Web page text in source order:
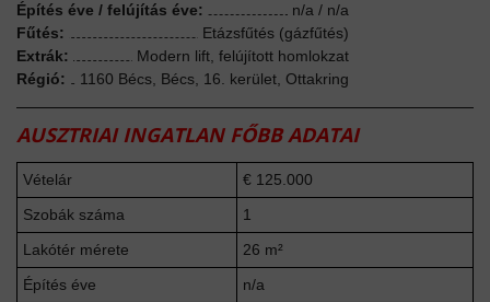
Építés éve / felújítás éve:
n/a / n/a
Fűtés:
Etázsfűtés (gázfűtés)
Extrák:
Modern lift, felújított homlokzat
Régió:
1160 Bécs, Bécs, 16. kerület, Ottakring
AUSZTRIAI INGATLAN FŐBB ADATAI
Vételár
€ 125.000
Szobák száma
1
Lakótér mérete
26 m²
Építés éve
n/a